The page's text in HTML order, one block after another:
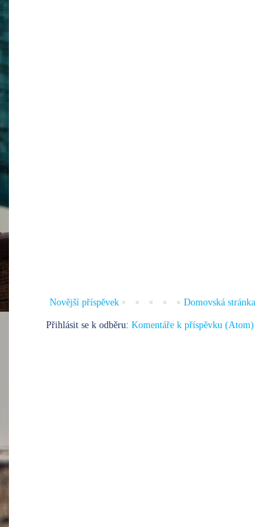
Novější příspěvek Domovská stránka
Přihlásit se k odběru: Komentáře k příspěvku (Atom)